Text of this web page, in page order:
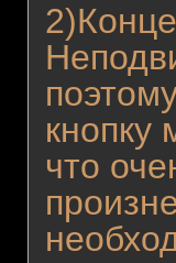
кнопку
что